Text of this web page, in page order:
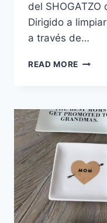
del
Dirigido a
a través de…
READ MORE
A
YBES
SPA